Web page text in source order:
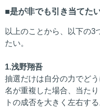
是が非でも引き当てた
以上のことから、以下の3
たい。
1.浅野翔吾
抽選だけは自分の力でど
名が重複した場合、当た
トの成否を大きく左右す